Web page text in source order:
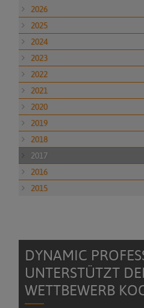
2026
2025
2024
2023
2022
2021
2020
2019
2018
2017
2016
2015
DYNAMIC
UNTERSTÜTZT
WETTBEWERB